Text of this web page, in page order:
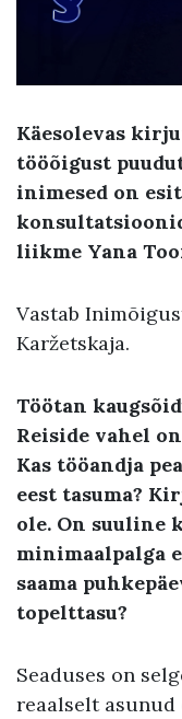
Käesolevas
tööõigust
inimesed on
liikme Yana
Vastab
Karžetskaja.
Töötan
Reiside vahel
Kas tööandja
eest tasuma?
ole. On suuline
minimaalpalga
saama
topelttasu?
Seaduses on
reaalselt asunud